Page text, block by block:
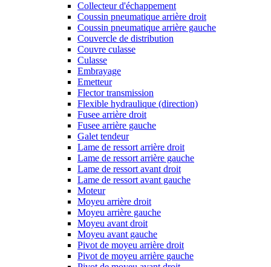
Collecteur d'échappement
Coussin pneumatique arrière droit
Coussin pneumatique arrière gauche
Couvercle de distribution
Couvre culasse
Culasse
Embrayage
Emetteur
Flector transmission
Flexible hydraulique (direction)
Fusee arrière droit
Fusee arrière gauche
Galet tendeur
Lame de ressort arrière droit
Lame de ressort arrière gauche
Lame de ressort avant droit
Lame de ressort avant gauche
Moteur
Moyeu arrière droit
Moyeu arrière gauche
Moyeu avant droit
Moyeu avant gauche
Pivot de moyeu arrière droit
Pivot de moyeu arrière gauche